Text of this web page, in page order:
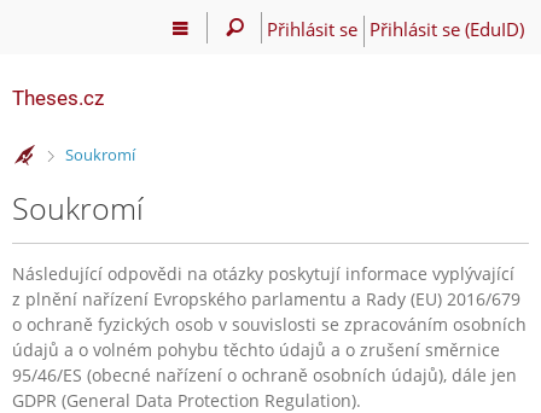
Přihlásit se Přihlásit se (EduID)
Theses.cz
>
Soukromí
Soukromí
Následující odpovědi na otázky poskytují informace vyplývající
z plnění nařízení Evropského parlamentu a Rady (EU) 2016/679
o ochraně fyzických osob v souvislosti se zpracováním osobních
údajů a o volném pohybu těchto údajů a o zrušení směrnice
95/46/ES (obecné nařízení o ochraně osobních údajů), dále jen
GDPR (General Data Protection Regulation).